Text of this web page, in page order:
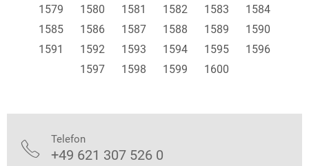
1579
1580 1581 1582 1583
1584
1585
1586 1587 1588 1589
1590
1591
1592 1593 1594 1595
1596
1597
1598 1599 1600
 Telefon
+49 621 307 526 0